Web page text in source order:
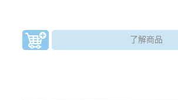
了解商品